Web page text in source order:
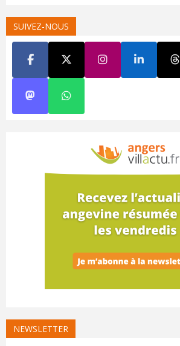
SUIVEZ-NOUS
NEWSLETTER